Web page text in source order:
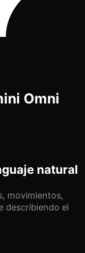
Omni
natural
movimientos,
describiendo el